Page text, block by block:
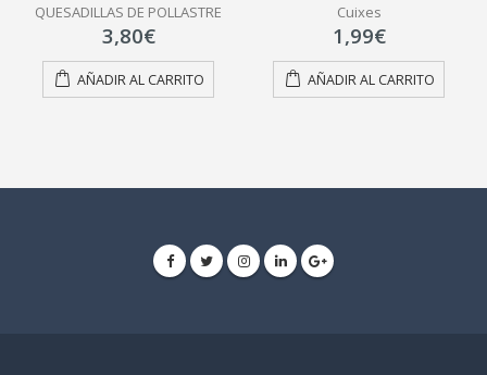
out
5
QUESADILLAS DE POLLASTRE
3,80€
AÑADIR AL CARRITO
out
5
Cuixes
1,99€
AÑADIR AL CARRITO